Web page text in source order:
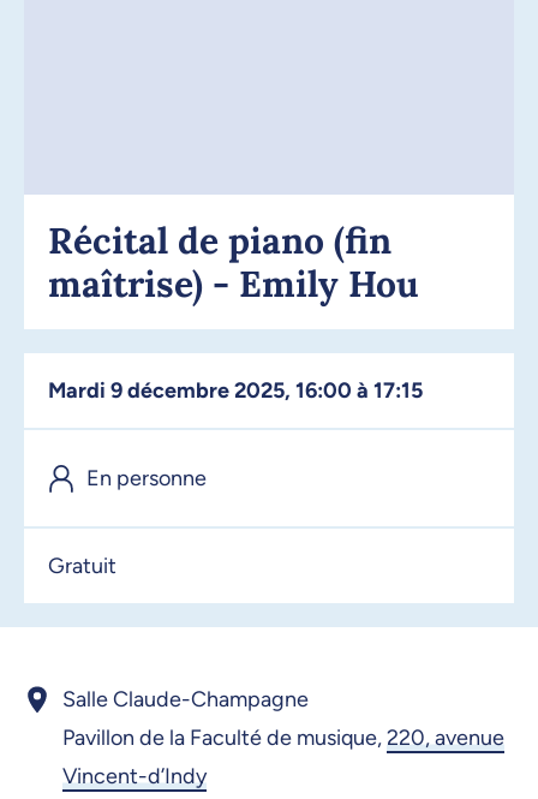
Récital de piano (fin
maîtrise) - Emily Hou
mardi 9 décembre 2025, 16:00 à 17:15
En personne
Gratuit
Salle Claude-Champagne
Pavillon de la Faculté de musique,220, avenue
Vincent-d’Indy